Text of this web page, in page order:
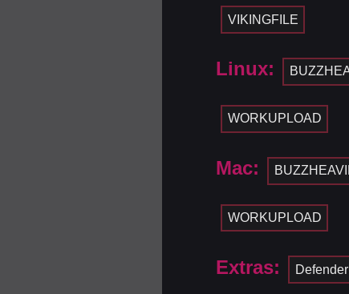
VIKINGFILE
Linux:
WORKUPLOAD
Mac:
WORKUPLOAD
Extras: